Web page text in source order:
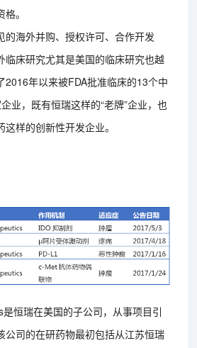
。
的海外并购、授权许可、合作开发
临床研究尤其是美国的临床研究也越
2016年以来被FDA批准临床的13个中
业，既有恒瑞这样的“老牌”企业，也
样的创新性开发企业。
恒瑞在美国的子公司，从事项目引
公司的在研药物最初包括从江苏恒瑞